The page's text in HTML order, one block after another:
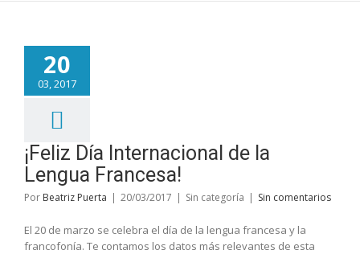
20
03, 2017
¡Feliz Día Internacional de la
Lengua Francesa!
Por Beatriz Puerta | 20/03/2017 | Sin categoría | Sin comentarios
El 20 de marzo se celebra el día de la lengua francesa y la
francofonía. Te contamos los datos más relevantes de esta